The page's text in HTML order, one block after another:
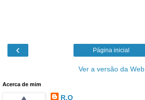
‹ Página inicial
Ver a versão da Web
Acerca de mim
R.O